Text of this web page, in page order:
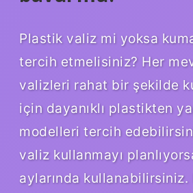
Plastik valiz mi yoksa
tercih etmelisiniz? Her
valizleri rahat bir şekilde
için dayanıklı plastikten
modelleri tercih
valiz kullanmayı
aylarında